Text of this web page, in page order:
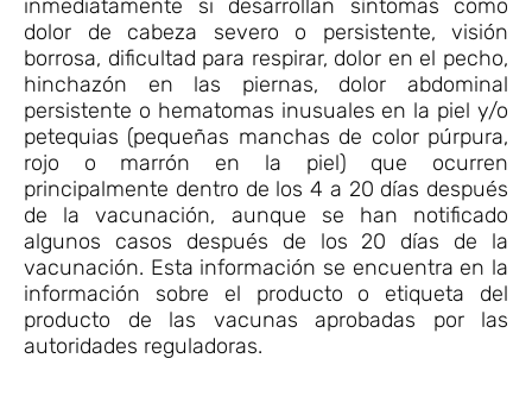
inmediatamente si desarrollan síntomas como
dolor de cabeza severo o persistente, visión
borrosa, dificultad para respirar, dolor en el pecho,
hinchazón en las piernas, dolor abdominal
persistente o hematomas inusuales en la piel y/o
petequias (pequeñas manchas de color púrpura,
rojo o marrón en la piel) que ocurren
principalmente dentro de los 4 a 20 días después
de la vacunación, aunque se han notificado
algunos casos después de los 20 días de la
vacunación. Esta información se encuentra en la
información sobre el producto o etiqueta del
producto de las vacunas aprobadas por las
autoridades reguladoras.